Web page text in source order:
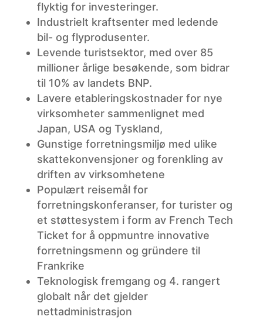
flyktig for investeringer.
Industrielt kraftsenter med ledende
bil- og flyprodusenter.
Levende turistsektor, med over 85
millioner årlige besøkende, som bidrar
til 10% av landets BNP.
Lavere etableringskostnader for nye
virksomheter sammenlignet med
Japan, USA og Tyskland,
Gunstige forretningsmiljø med ulike
skattekonvensjoner og forenkling av
driften av virksomhetene
Populært reisemål for
forretningskonferanser, for turister og
et støttesystem i form av French Tech
Ticket for å oppmuntre innovative
forretningsmenn og gründere til
Frankrike
Teknologisk fremgang og 4. rangert
globalt når det gjelder
nettadministrasjon